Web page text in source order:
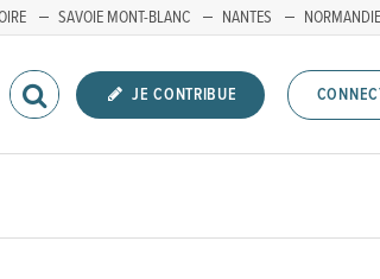
SAVOIE MONT-BLANC NANTES NORMANDIE
JE CONTRIBUE